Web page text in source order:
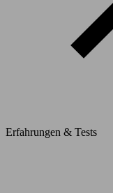
Erfahrungen & Tests